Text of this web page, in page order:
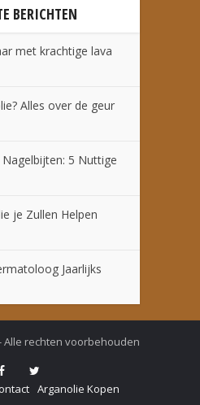
BERICHTEN
met krachtige lava
Alles over de geur
5 Nuttige
je Zullen Helpen
Jaarlijks
Alle rechten voorbehouden
Arganolie Kopen